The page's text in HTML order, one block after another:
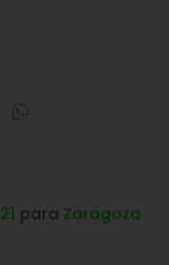
para Zaragoza